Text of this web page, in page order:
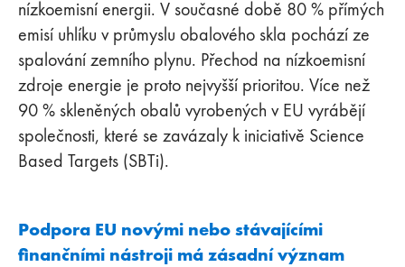
nízkoemisní energii. V současné době 80 % přímých
emisí uhlíku v průmyslu obalového skla pochází ze
spalování zemního plynu. Přechod na nízkoemisní
zdroje energie je proto nejvyšší prioritou. Více než
90 % skleněných obalů vyrobených v EU vyrábějí
společnosti, které se zavázaly k iniciativě Science
Based Targets (SBTi).
Podpora EU novými nebo stávajícími
finančními nástroji má zásadní význam